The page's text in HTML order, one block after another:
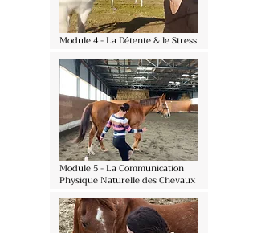
Module 4 - La Détente & le Stress
Module 5 - La Communication
Physique Naturelle des Chevaux